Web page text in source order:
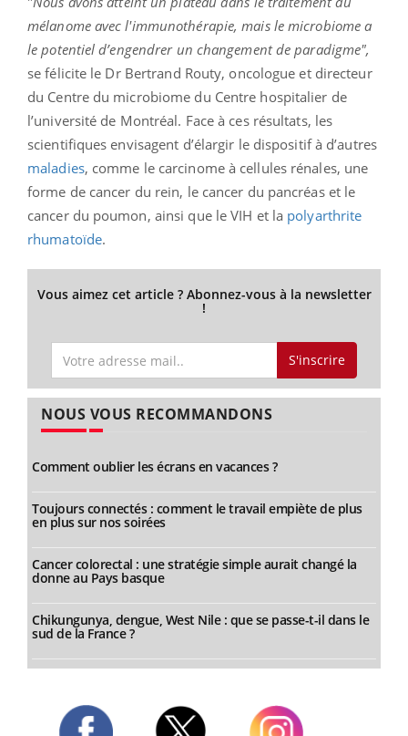
mélanome avec l'immunothérapie, mais le microbiome a
le potentiel d’engendrer un changement de paradigme",
se félicite le Dr Bertrand Routy, oncologue et directeur
du Centre du microbiome du Centre hospitalier de
l’université de Montréal. Face à ces résultats, les
scientifiques envisagent d’élargir le dispositif à d’autres
maladies, comme le carcinome à cellules rénales, une
forme de cancer du rein, le cancer du pancréas et le
cancer du poumon, ainsi que le VIH et la polyarthrite
rhumatoïde.
Vous aimez cet article ? Abonnez-vous à la newsletter
!
S'inscrire
NOUS VOUS RECOMMANDONS
Comment oublier les écrans en vacances ?
Toujours connectés : comment le travail empiète de plus
en plus sur nos soirées
Cancer colorectal : une stratégie simple aurait changé la
donne au Pays basque
Chikungunya, dengue, West Nile : que se passe-t-il dans le
sud de la France ?